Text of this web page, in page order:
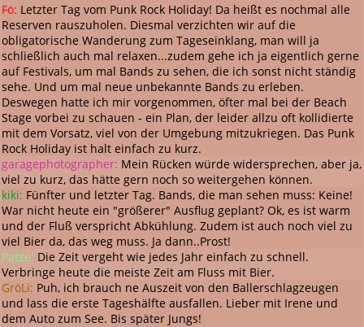
Fö: Letzter Tag vom Punk Rock Holiday! Da heißt es nochmal alle
Reserven rauszuholen. Diesmal verzichten wir auf die
obligatorische Wanderung zum Tageseinklang, man will ja
schließlich auch mal relaxen...zudem gehe ich ja eigentlich gerne
auf Festivals, um mal Bands zu sehen, die ich sonst nicht ständig
sehe. Und um mal neue unbekannte Bands zu erleben.
Deswegen hatte ich mir vorgenommen, öfter mal bei der Beach
Stage vorbei zu schauen - ein Plan, der leider allzu oft kollidierte
mit dem Vorsatz, viel von der Umgebung mitzukriegen. Das Punk
Rock Holiday ist halt einfach zu kurz.
garagephotographer: Mein Rücken würde widersprechen, aber ja,
viel zu kurz, das hätte gern noch so weitergehen können.
kiki: Fünfter und letzter Tag. Bands, die man sehen muss: Keine!
War nicht heute ein "größerer" Ausflug geplant? Ok, es ist warm
und der Fluß verspricht Abkühlung. Zudem ist auch noch viel zu
viel Bier da, das weg muss. Ja dann..Prost!
Patze: Die Zeit vergeht wie jedes Jahr einfach zu schnell.
Verbringe heute die meiste Zeit am Fluss mit Bier.
GröLi: Puh, ich brauch ne Auszeit von den Ballerschlagzeugen
und lass die erste Tageshälfte ausfallen. Lieber mit Irene und
dem Auto zum See. Bis später Jungs!